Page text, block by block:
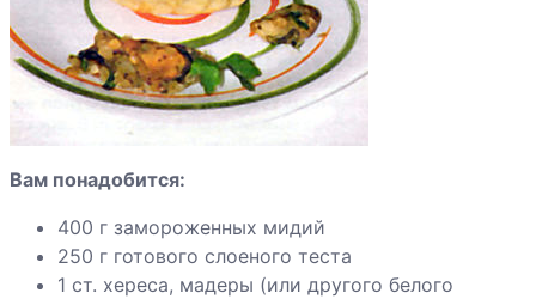
Вам понадобится:
400 г замороженных мидий
250 г готового слоеного теста
1 ст. хереса, мадеры (или другого белого